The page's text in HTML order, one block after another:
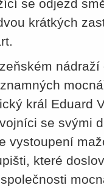
se odjezd
krátkých
král Eduard
se svými
vystoupení
které